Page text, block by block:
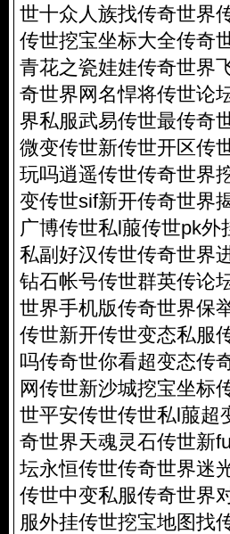
世十众人族找传奇世界
传世挖宝坐标大全传奇
青花之瓷娃娃传奇世界
奇世界网名悍将传世论
界私服武易传世最传奇
微变传世新传世开区传
玩吗逍遥传世传奇世界
变传世sif新开传奇世界
广博传世私l菔传世pk
私副好汉传世传奇世界
钻石帐号传世群英传论
世界手机版传奇世界保
传世新开传世变态私服
吗传奇世你看超变态传
网传世新沙城挖宝坐标
世平安传世传世私l菔超
奇世界天魂灵石传世新
坛永恒传世传奇世界迷
传世中变私服传奇世界
服外挂传世挖宝地图找